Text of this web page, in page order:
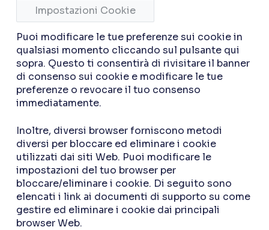
Impostazioni Cookie
Puoi modificare le tue preferenze sui cookie in
qualsiasi momento cliccando sul pulsante qui
sopra. Questo ti consentirà di rivisitare il banner
di consenso sui cookie e modificare le tue
preferenze o revocare il tuo consenso
immediatamente.
Inoltre, diversi browser forniscono metodi
diversi per bloccare ed eliminare i cookie
utilizzati dai siti Web. Puoi modificare le
impostazioni del tuo browser per
bloccare/eliminare i cookie. Di seguito sono
elencati i link ai documenti di supporto su come
gestire ed eliminare i cookie dai principali
browser Web.